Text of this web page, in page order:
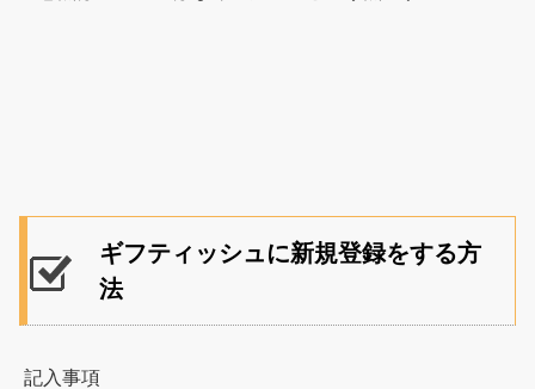
ギフティッシュに新規登録をする方
法
記入事項